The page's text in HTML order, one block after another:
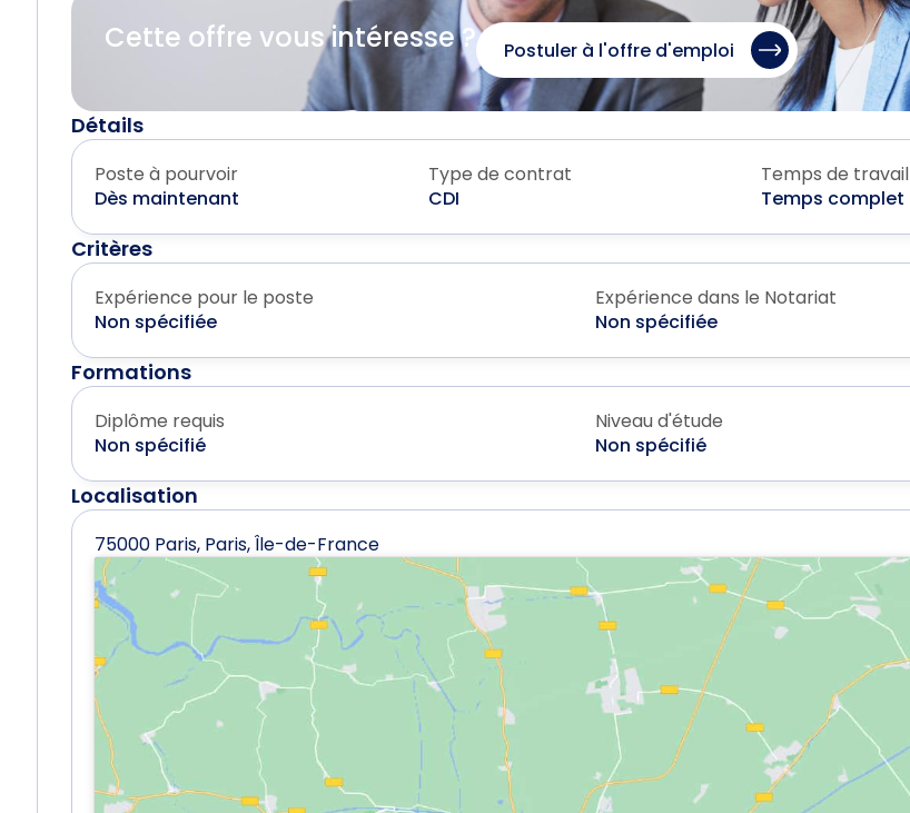
Cette offre vous intéresse ? Postuler à l'offre d'emploi
Détails
Poste à pourvoir
Dès maintenant
Type de contrat
CDI
Temps de travail
Temps complet
Critères
Expérience pour le poste
Non spécifiée
Expérience dans le Notariat
Non spécifiée
Formations
Diplôme requis
Non spécifié
Niveau d'étude
Non spécifié
Localisation
75000 Paris, Paris, Île-de-France